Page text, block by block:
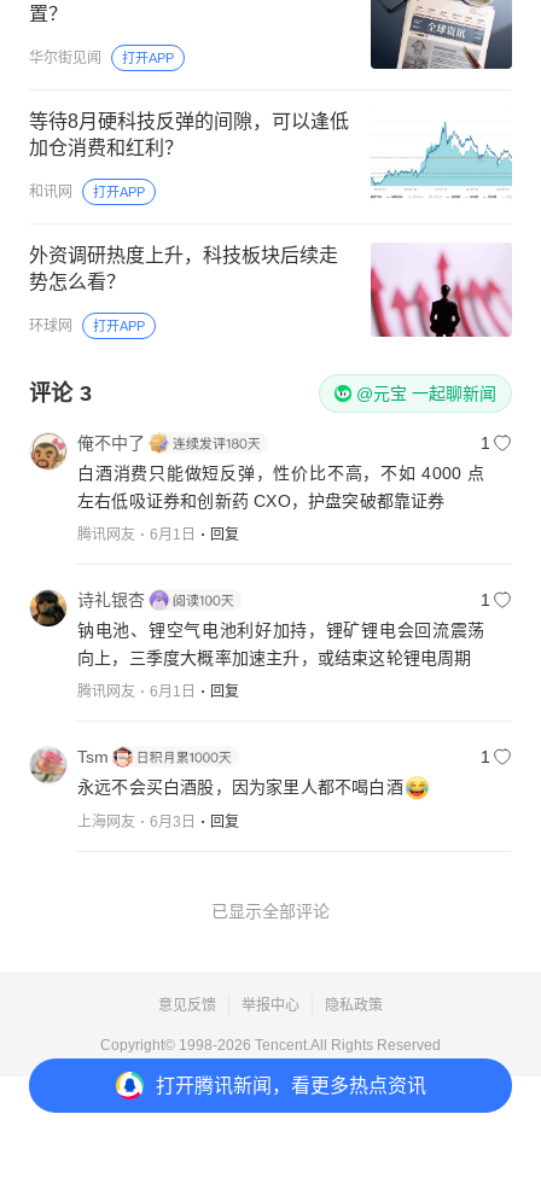
打开腾讯新闻，看更多热点资讯
置？
华尔街见闻 打开APP
等待8月硬科技反弹的间隙，可以逢低
加仓消费和红利？
和讯网 打开APP
外资调研热度上升，科技板块后续走
势怎么看？
环球网 打开APP
评论 3 @元宝 一起聊新闻
俺不中了
1
白酒消费只能做短反弹，性价比不高，不如 4000 点
左右低吸证券和创新药 CXO，护盘突破都靠证券
腾讯网友 6月1日 回复
诗礼银杏
1
钠电池、锂空气电池利好加持，锂矿锂电会回流震荡
向上，三季度大概率加速主升，或结束这轮锂电周期
腾讯网友 6月1日 回复
Tsm
1
永远不会买白酒股，因为家里人都不喝白酒
上海网友 6月3日 回复
已显示全部评论
意见反馈 举报中心 隐私政策
Copyright© 1998-2026 Tencent.All Rights Reserved